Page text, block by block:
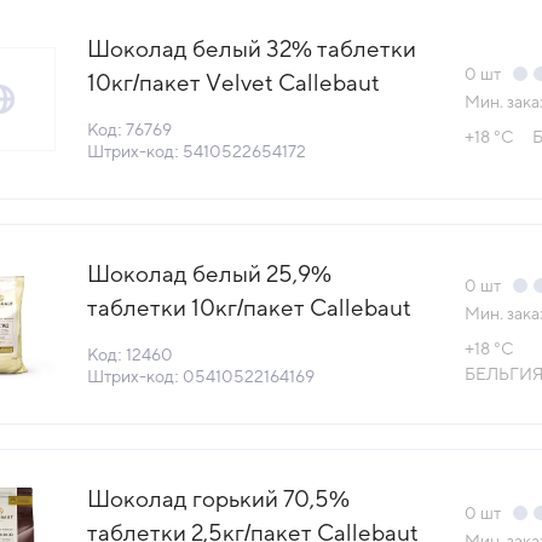
Шоколад белый 32% таблетки
10кг/пакет Velvet Callebaut
(+18°С)
Код: 76769
Штрих-код: 5410522654172
0 шт
Мин.
+18 °С
Шоколад белый 25,9%
таблетки 10кг/пакет Callebaut
(КОД 12460) (+18°С)
Код: 12460
Штрих-код: 05410522164169
0 шт
Мин.
+18 °С
БЕЛЬГИЯ
Шоколад горький 70,5%
таблетки 2,5кг/пакет Callebaut
0 шт